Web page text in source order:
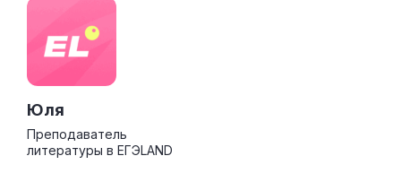
Юля
Преподаватель
литературы в ЕГЭLAND